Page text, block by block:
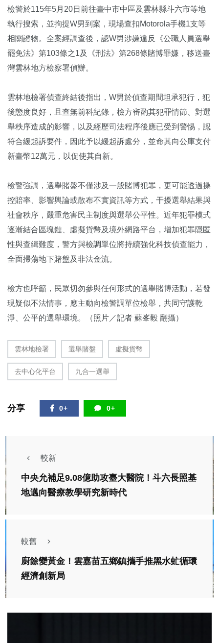
檢警於115年5月20日前往臺中市中區及雲林縣斗六市等地
執行搜索，並拘提W男到案，現場查扣Motorola手機1支等
相關證物。全案經調查後，認W男涉嫌違反《公職人員選舉
罷免法》第103條之1及《刑法》第268條賭博罪嫌，移送臺
灣雲林地方檢察署偵辦。
雲林地檢署偵查終結後指出，W男於偵查期間坦承犯行，犯
後態度良好，且查無前科紀錄，檢方審酌其犯罪情節、對選
舉秩序造成的影響，以及經歷司法程序後應已受到警惕，認
符合緩起訴要件，因此予以緩起訴處分，並命其向公庫支付
新臺幣12萬元，以促使其自新。
檢警強調，選舉賭盤不僅涉及一般賭博犯罪，更可能透過操
控賠率、影響輿論或散布不實資訊等方式，干擾選舉結果與
社會秩序，嚴重危害民主制度與選舉公平性。近年犯罪模式
逐漸結合區塊鏈、虛擬貨幣及境外網路平台，增加犯罪隱匿
性與查緝難度，警方與檢調單位將持續強化科技偵查能力，
全面掃蕩地下賭盤及非法金流。
檢方也呼籲，民眾切勿參與任何形式的選舉賭博活動，若發
現疑似不法情事，應主動向檢警調單位檢舉，共同守護乾
淨、公平的選舉環境。（照片／記者 蘇峯毅 翻攝）
雲林地檢署 選舉賭盤 虛擬貨幣
去中心化平台 九合一選舉
分享 0+ 0+
較新
中央允補足9.08億助攻臺大醫院！斗六長照基
地邁向醫療教學研究新時代
較舊
廚餘變黃金！雲嘉苗五鄉鎮攜手推黑水虻循環
經濟創新局